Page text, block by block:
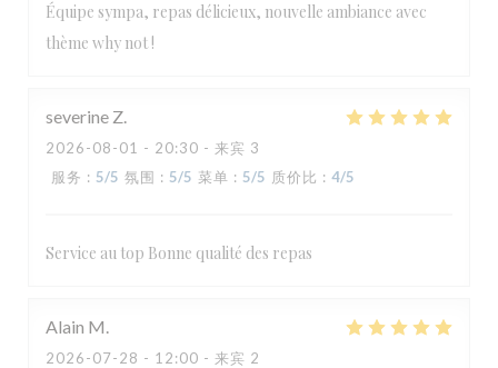
Équipe sympa, repas délicieux, nouvelle ambiance avec
thème why not !
severine Z
2026-08-01 - 20:30 - 来宾 3
服务 : 5/5 氛围 : 5/5 菜单 : 5/5 质价比 : 4/5
Service au top Bonne qualité des repas
Alain M
2026-07-28 - 12:00 - 来宾 2